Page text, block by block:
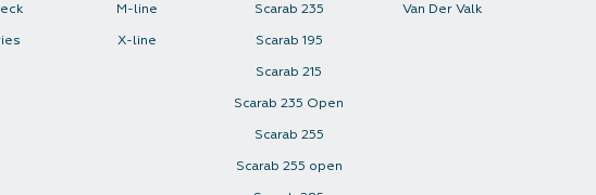
M-line
X-line
Scarab 235
Scarab 195
Scarab 215
Scarab 235 Open
Scarab 255
Scarab 255 open
Van Der Valk